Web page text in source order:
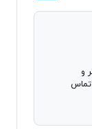
و
آریابهکار تماس